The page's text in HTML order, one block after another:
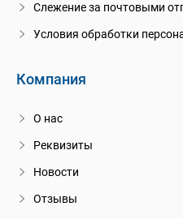
Слежение за почтовыми
Условия обработки
Компания
О нас
Реквизиты
Новости
Отзывы